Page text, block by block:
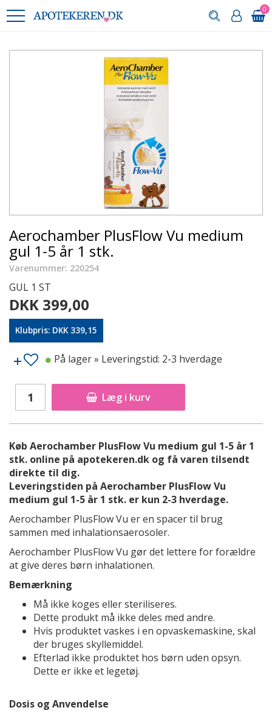
0
Aerochamber PlusFlow Vu medium
gul 1-5 år 1 stk.
Varenummer: 220254
GUL 1 ST
DKK 399,00
Klubpris: DKK 339,15
Læg i kurv
På lager» Leveringstid: 2-3 hverdage
Køb Aerochamber PlusFlow Vu medium gul 1-5 år 1
stk. online på apotekeren.dk og få varen tilsendt
direkte til dig.
Leveringstiden på Aerochamber PlusFlow Vu
medium gul 1-5 år 1 stk. er kun 2-3 hverdage.
Aerochamber PlusFlow Vu er en spacer til brug
sammen med inhalationsaerosoler.
Aerochamber PlusFlow Vu gør det lettere for forældre
at give deres børn inhalationen.
Bemærkning
Må ikke koges eller steriliseres.
Dette produkt må ikke deles med andre.
Hvis produktet vaskes i en opvaskemaskine, skal
der bruges skyllemiddel.
Efterlad ikke produktet hos børn uden opsyn.
Dette er ikke et legetøj.
Dosis og Anvendelse